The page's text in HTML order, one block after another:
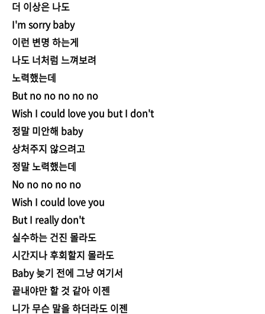
더 이상은 나도
I'm sorry baby
이런 변명 하는게
나도 너처럼 느껴보려
노력했는데
But no no no no no
Wish I could love you but I don't
정말 미안해 baby
상처주지 않으려고
정말 노력했는데
No no no no no
Wish I could love you
But I really don't
실수하는 건진 몰라도
시간지나 후회할지 몰라도
Baby 늦기 전에 그냥 여기서
끝내야만 할 것 같아 이젠
니가 무슨 말을 하더라도 이젠